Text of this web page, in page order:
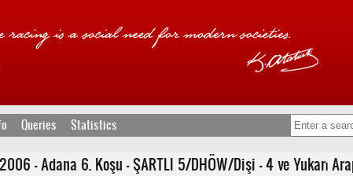
Queries Statistics
- Adana 6. Koşu - ŞARTLI 5/DHÖW/Dişi - 4 ve Yukarı